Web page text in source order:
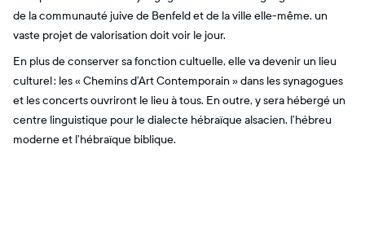
de la communauté juive de Benfeld et de la ville elle-même, un
vaste projet de valorisation doit voir le jour.
En plus de conserver sa fonction cultuelle, elle va devenir un lieu
culturel : les « Chemins d’Art Contemporain » dans les synagogues
et les concerts ouvriront le lieu à tous. En outre, y sera hébergé un
centre linguistique pour le dialecte hébraïque alsacien, l’hébreu
moderne et l’hébraïque biblique.